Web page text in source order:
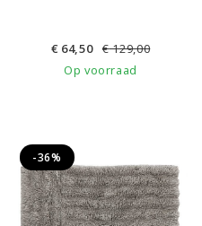
€ 64,50 €129,00
Op voorraad
-36%